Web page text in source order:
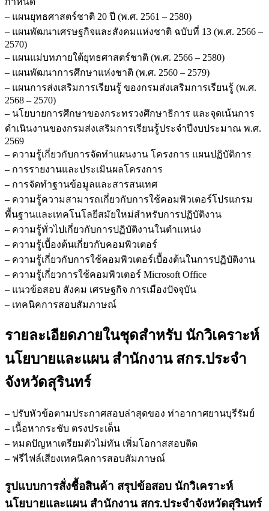
– แผนยุทธศาสตร์ชาติ 20 ปี (พ.ศ. 2561 – 2580)
– แผนพัฒนาเศรษฐกิจและสังคมแห่งชาติ ฉบับที่ 13 (พ.ศ. 2566 –
2570)
– แผนแม่บทภายใต้ยุทธศาสตร์ชาติ (พ.ศ. 2566 – 2580)
– แผนพัฒนาการศึกษาแห่งชาติ (พ.ศ. 2560 – 2579)
– แผนการส่งเสริมการเรียนรู้ ของกรมส่งเสริมการเรียนรู้ (พ.ศ.
2568 – 2570)
– นโยบายการศึกษาของกระทรวงศึกษาธิการ และจุดเน้นการ
ดำเนินงานของกรมส่งเสริมการเรียนรู้ประจำปีงบประมาณ พ.ศ.
2569
– ความรู้เกี่ยวกับการจัดทำแผนงาน โครงการ แผนปฏิบัติการ
– การรายงานและประเมินผลโครงการ
– การจัดทำฐานข้อมูลและสารสนเทศ
– ความรู้ความสามารถเกี่ยวกับการใช้คอมพิวเตอร์โปรแกรม
พื้นฐานและเทคโนโลยีสมัยใหม่สำหรับการปฏิบัติงาน
– ความรู้ทั่วไปเกี่ยวกับการปฏิบัติงานในตำแหน่ง
– ความรู้เบื้องต้นเกี่ยวกับคอมพิวเตอร์
– ความรู้เกี่ยวกับการใช้คอมพิวเตอร์เบื้องต้นในการปฏิบัติงาน
– ความรู้เกี่ยวการใช้คอมพิวเตอร์ Microsoft Office
– แนวข้อสอบ สังคม เศรษฐกิจ การเมืองปัจจุบัน
– เทคนิคการสอบสัมภาษณ์
รายละเอียดภายในชุดสำหรับ นักวิเคราะห์
นโยบายและแผน สำนักงาน สกร.ประจำ
จังหวัดสุรินทร์
– ปรับหัวข้อตามประกาศสอบล่าสุดของ ท่าอากาศยานบุรีรัมย์
– เนื้อหากระชับ ตรงประเด็น
– หมดปัญหาเตรียมตัวไม่ทัน เพิ่มโอกาสสอบติด
– ฟรีไฟล์เสียงเทคนิคการสอบสัมภาษณ์
รูปแบบการสั่งชื้อสินค้า สรุปข้อสอบ นักวิเคราะห์
นโยบายและแผน สำนักงาน สกร.ประจำจังหวัดสุรินทร์